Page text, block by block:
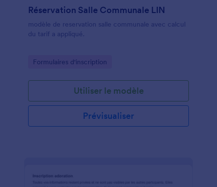
Réservation Salle Communale LIN
modèle de reservation salle communale avec calcul
du tarif a appliqué.
Go to Category:
Formulaires d'inscription
Utiliser le modèle
Prévisualiser